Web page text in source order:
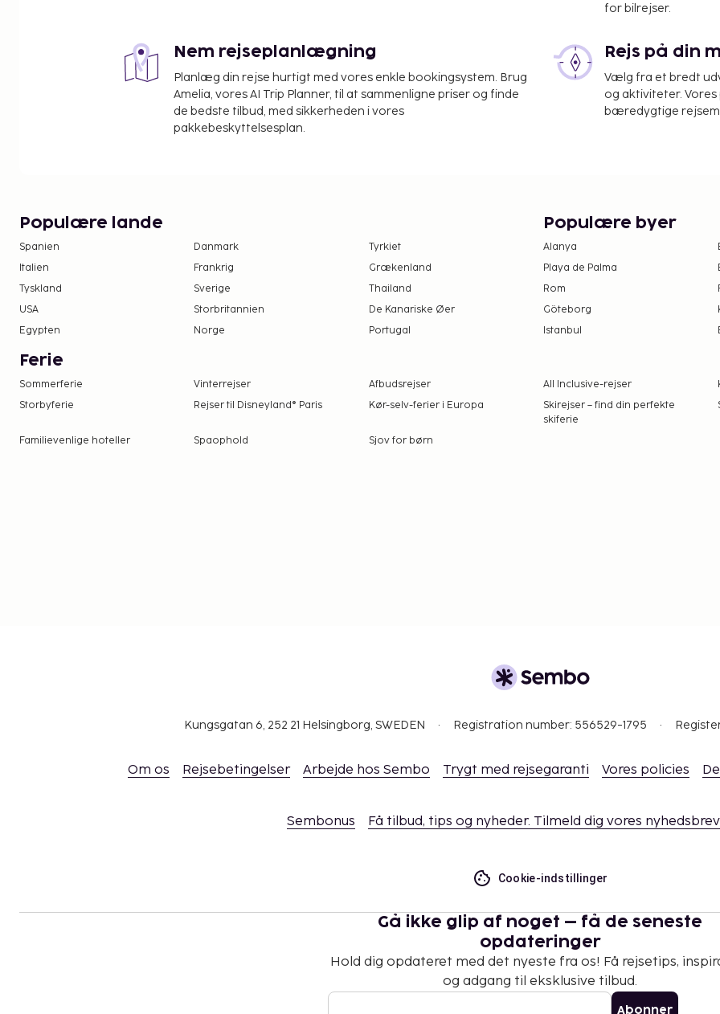
Gæsterne har blandt andet adgang til et forretningscenter, en døgnåben
reception og bagageopbevaring. Gratis selvstændig parkering er til
rådighed på stedet. Gør brug af praktiske faciliteter, inklusive gratis trådløs
internetadgang og automat.
for bilrejser.
Nem rejseplanlægning
Planlæg din rejse hurtigt med vores enkle bookingsystem. Brug
Amelia, vores AI Trip Planner, til at sammenligne priser og finde
de bedste tilbud, med sikkerheden i vores
pakkebeskyttelsesplan.
Rejs på din
Vælg fra et bredt
og aktiviteter.
bæredygtige
Populære lande
Spanien Danmark
Tyrkiet
Italien
Frankrig
Grækenland
Tyskland
Sverige
Thailand
USA
Storbritannien
De Kanariske Øer
Egypten
Norge Portugal
Populære byer
Alanya
Playa de Palma
Rom
Göteborg
Istanbul
Ferie
Sommerferie Vinterrejser Afbudsrejser All Inclusive-rejser
Storbyferie
Rejser til Disneyland® Paris Kør-selv-ferier i Europa
Skirejser – find din perfekte
skiferie
Familievenlige hoteller Spaophold Sjov for børn
Kungsgatan 6, 252 21 Helsingborg, SWEDEN Registration number: 556529-1795
Om os Rejsebetingelser Arbejde hos Sembo Trygt med rejsegaranti Vores policies
Sembonus Få tilbud, tips og nyheder. Tilmeld dig vores nyhedsbrev
Cookie-indstillinger
Gå ikke glip af noget – få de seneste
opdateringer
Hold dig opdateret med det nyeste fra os! Få rejsetips,
og adgang til eksklusive tilbud.
Abonner